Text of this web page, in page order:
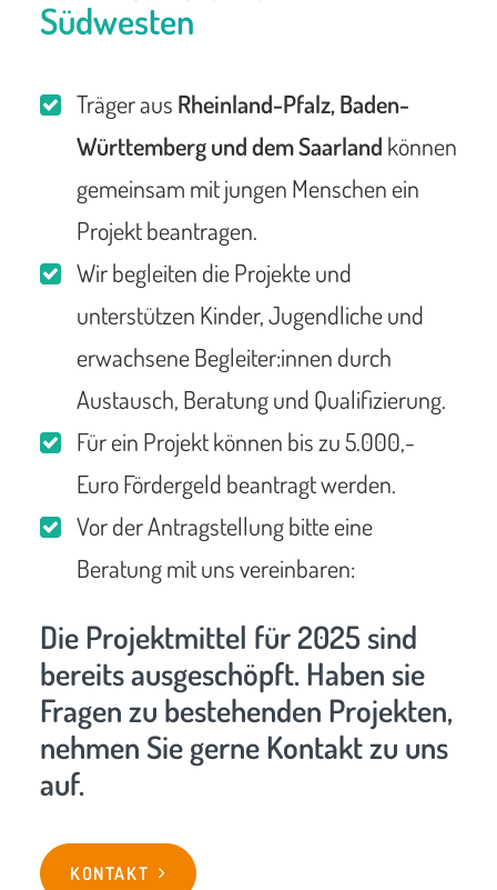
Südwesten
Träger aus Rheinland-Pfalz, Baden-
Württemberg und dem Saarland können
gemeinsam mit jungen Menschen ein
Projekt beantragen.
Wir begleiten die Projekte und
unterstützen Kinder, Jugendliche und
erwachsene Begleiter:innen durch
Austausch, Beratung und Qualifizierung.
Für ein Projekt können bis zu 5.000,-
Euro Fördergeld beantragt werden.
Vor der Antragstellung bitte eine
Beratung mit uns vereinbaren:
Die Projektmittel für 2025 sind
bereits ausgeschöpft. Haben sie
Fragen zu bestehenden Projekten,
nehmen Sie gerne Kontakt zu uns
auf.
KONTAKT